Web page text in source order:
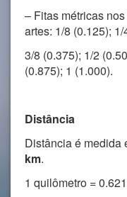
– Fitas métricas
artes: 1/8 (0.125); 1/
3/8 (0.375); 1/2
(0.875); 1 (1.000).
Distância
Distância é medida
km.
1 quilômetro =